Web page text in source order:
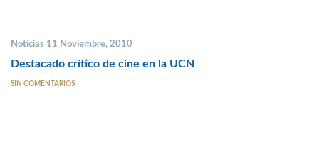
Noticias 11 Noviembre, 2010
Destacado crítico de cine en la UCN
SIN COMENTARIOS